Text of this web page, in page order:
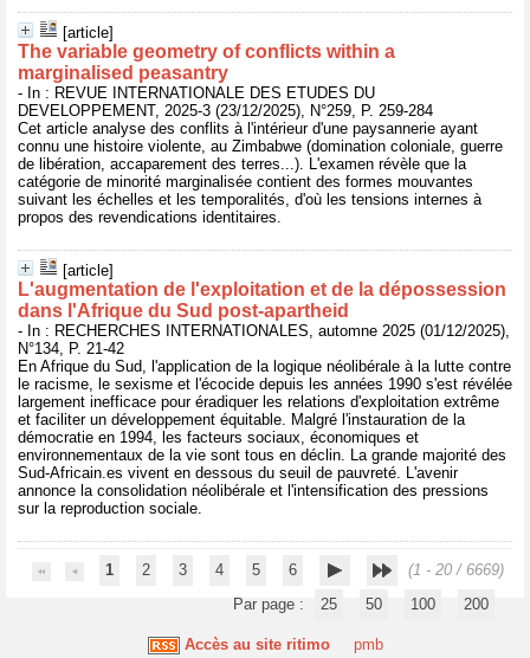
[article]
The variable geometry of conflicts within a
marginalised peasantry
- In : REVUE INTERNATIONALE DES ETUDES DU
DEVELOPPEMENT, 2025-3 (23/12/2025), N°259, P. 259-284
Cet article analyse des conflits à l'intérieur d'une paysannerie ayant
connu une histoire violente, au Zimbabwe (domination coloniale, guerre
de libération, accaparement des terres...). L'examen révèle que la
catégorie de minorité marginalisée contient des formes mouvantes
suivant les échelles et les temporalités, d'où les tensions internes à
propos des revendications identitaires.
[article]
L'augmentation de l'exploitation et de la dépossession
dans l'Afrique du Sud post-apartheid
- In : RECHERCHES INTERNATIONALES, automne 2025 (01/12/2025),
N°134, P. 21-42
En Afrique du Sud, l'application de la logique néolibérale à la lutte contre
le racisme, le sexisme et l'écocide depuis les années 1990 s'est révélée
largement inefficace pour éradiquer les relations d'exploitation extrême
et faciliter un développement équitable. Malgré l'instauration de la
démocratie en 1994, les facteurs sociaux, économiques et
environnementaux de la vie sont tous en déclin. La grande majorité des
Sud-Africain.es vivent en dessous du seuil de pauvreté. L'avenir
annonce la consolidation néolibérale et l'intensification des pressions
sur la reproduction sociale.
1 2 3 4 5 6
(1 - 20 / 6669)
Par page :
25 50 100 200
Accès au site ritimo pmb